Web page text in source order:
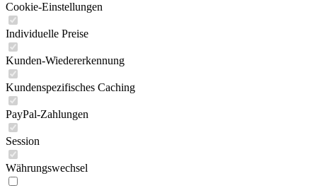
Cookie-Einstellungen
Individuelle Preise
Kunden-Wiedererkennung
Kundenspezifisches Caching
PayPal-Zahlungen
Session
Währungswechsel